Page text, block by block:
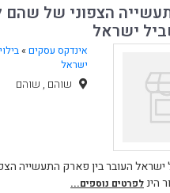
הצפוני של שהם
ישראל
אינדקס עסקים »
ישראל
שוהם , שוהם
העובר בין פארק התעשייה
הינלפרטים נוספים...